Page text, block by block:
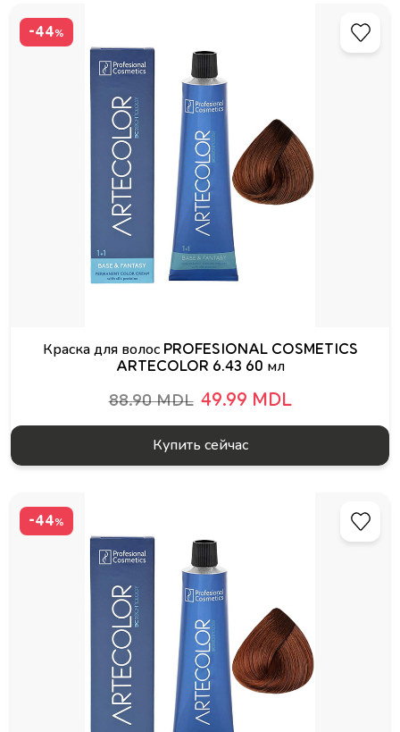
-44%
Краска для волос PROFESIONAL COSMETICS
ARTECOLOR 6.43 60 мл
88.90 MDL 49.99 MDL
Купить сейчас
-44%